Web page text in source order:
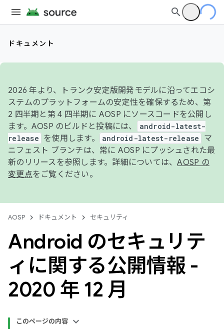
ドキュメント
2026 年より、トランク安定版開発モデルに沿ってエコシ
ステムのプラットフォームの安定性を確保するため、第
2 四半期と第 4 四半期に AOSP にソースコードを公開し
ます。AOSP のビルドと投稿には、
android-latest-
release
を使用します。 android-latest-release
マ
ニフェスト ブランチは、常に AOSP にプッシュされた最
新のリリースを参照します。詳細については、AOSP の
変更点をご覧ください。
AOSP ドキュメント セキュリティ
Android のセキュリテ
ィに関する公開情報 -
2020 年 12 月
このページの内容